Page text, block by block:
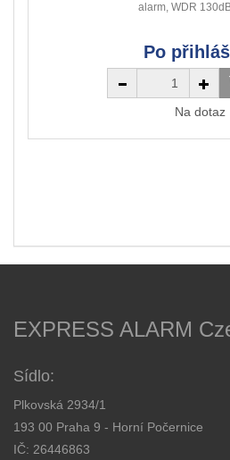
alarm, WDR
Po
Na dotaz
EXPRESS ALARM
Sídlo:
Plkovská 2934/1
193 00 Praha 9 - Horní Počernice
IČ: 26446863